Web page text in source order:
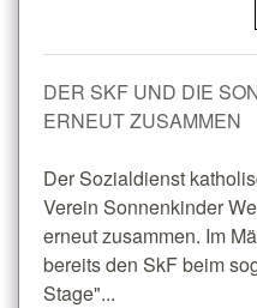
DER SKF UND DIE
ERNEUT ZUSAMMEN
Der Sozialdienst
Verein Sonnenkinder
erneut zusammen. Im
bereits den SkF beim
Stage"...